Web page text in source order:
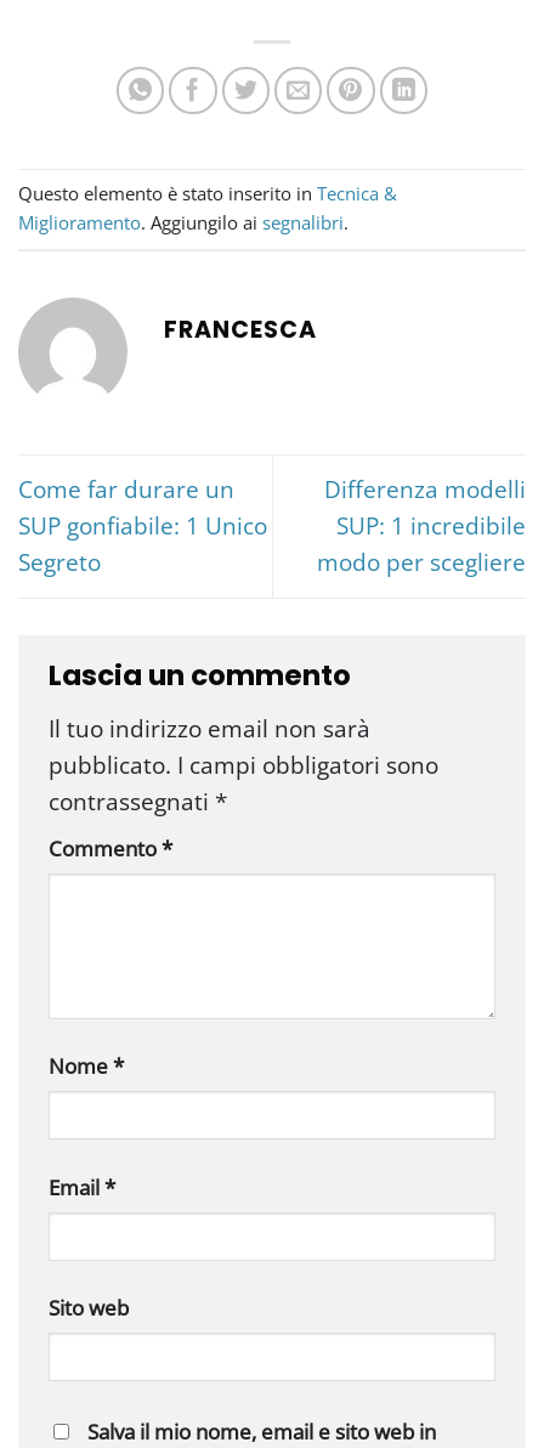
Questo elemento è stato inserito in Tecnica &
Miglioramento. Aggiungilo ai segnalibri.
FRANCESCA
Come far durare un
SUP gonfiabile: 1 Unico
Segreto
Differenza modelli
SUP: 1 incredibile
modo per scegliere
Lascia un commento
Il tuo indirizzo email non sarà
pubblicato. I campi obbligatori sono
contrassegnati *
Commento*
Nome*
Email*
Sito web
Salva il mio nome, email e sito web in